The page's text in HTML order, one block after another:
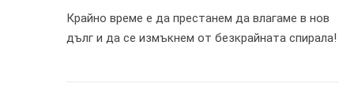
Крайно време е да престанем да влагаме в нов
дълг и да се измъкнем от безкрайната спирала!